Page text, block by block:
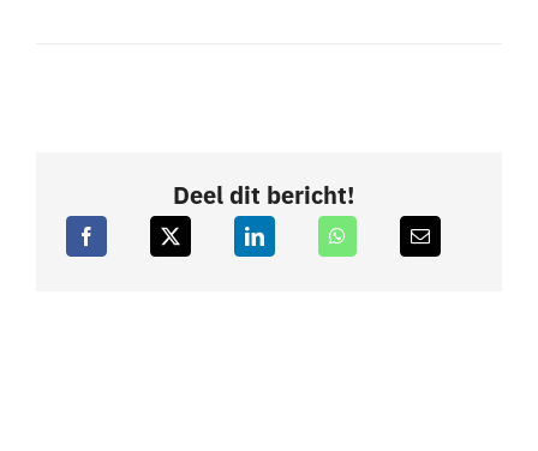
Deel dit bericht!